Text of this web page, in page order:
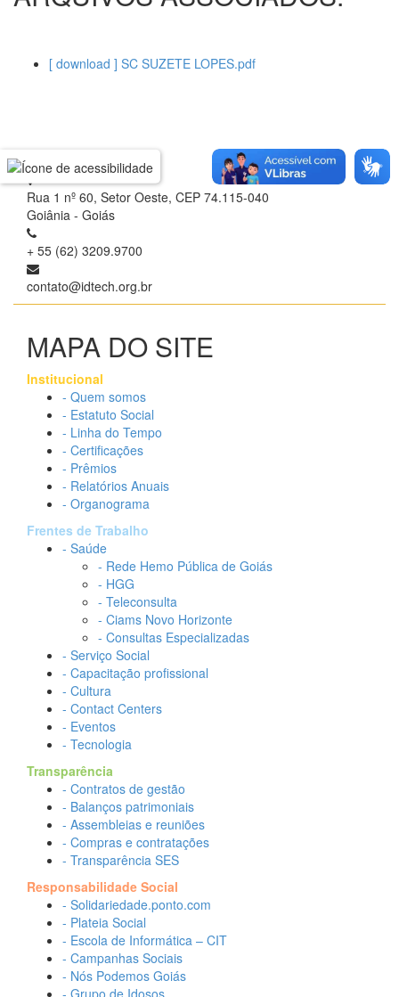
[ download ] SC SUZETE LOPES.pdf
Rua 1 nº 60, Setor Oeste, CEP 74.115-040
Goiânia - Goiás
+ 55 (62) 3209.9700
contato@idtech.org.br
MAPA DO SITE
Institucional
- Quem somos
- Estatuto Social
- Linha do Tempo
- Certificações
- Prêmios
- Relatórios Anuais
- Organograma
Frentes de Trabalho
- Saúde
- Rede Hemo Pública de Goiás
- HGG
- Teleconsulta
- Ciams Novo Horizonte
- Consultas Especializadas
- Serviço Social
- Capacitação profissional
- Cultura
- Contact Centers
- Eventos
- Tecnologia
Transparência
- Contratos de gestão
- Balanços patrimoniais
- Assembleias e reuniões
- Compras e contratações
- Transparência SES
Responsabilidade Social
- Solidariedade.ponto.com
- Plateia Social
- Escola de Informática – CIT
- Campanhas Sociais
- Nós Podemos Goiás